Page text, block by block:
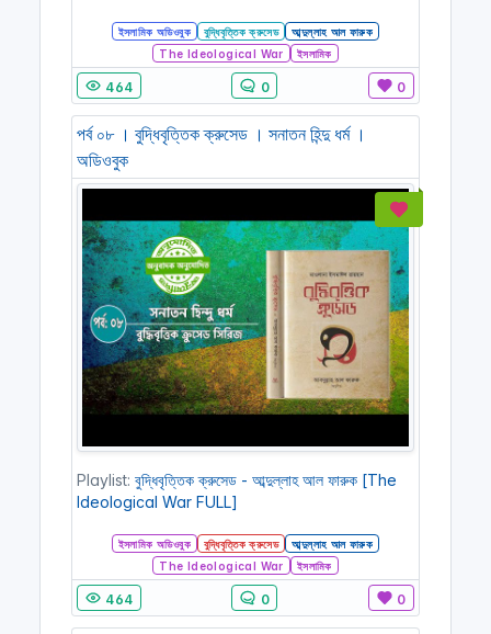
ইসলামিক অডিওবুক বুদ্ধিবৃত্তিক ক্রুসেড
আব্দুল্লাহ আল ফারুক
The Ideological War
ইসলামিক
464 0 0
পর্ব ০৮ । বুদ্ধিবৃত্তিক ক্রুসেড । সনাতন হিন্দু ধর্ম ।
অডিওবুক
Playlist: বুদ্ধিবৃত্তিক ক্রুসেড - আব্দুল্লাহ আল ফারুক [The
Ideological War FULL]
ইসলামিক অডিওবুক বুদ্ধিবৃত্তিক ক্রুসেড
আব্দুল্লাহ আল ফারুক
The Ideological War
ইসলামিক
464 0 0